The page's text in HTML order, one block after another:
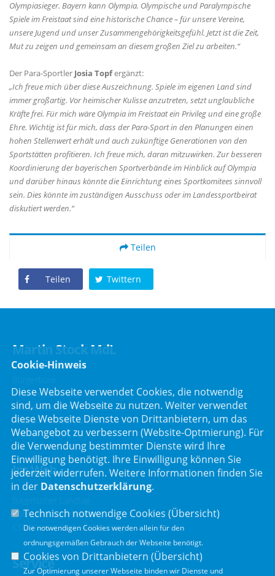
Olympiasieger. Bayern kann Olympia. Olympische und Paralympische
Spiele im Freistaat sind eine historische Chance – für unsere Vereine,
unsere Jugend und unser Zusammengehörigkeitsgefühl. Jetzt ist die Zeit,
Mut zu zeigen und gemeinsam an diesem großen Ziel zu arbeiten.“
Der Para-Sportler Josia Topfergänzt:
Ich freue mich über diese Auszeichnung. Spiele im eigenen Land sind
immer großartig. Vor heimischer Kulisse anzutreten, setzt unglaubliche
Kräfte frei. Für mich wäre Olympia im Freistaat ein Privileg und eine große
Ehre. Wichtig ist für mich, dass der Para-Sport in den Planungen einen
hohen Stellenwert erhält und auch zukünftige Generationen von den
Sportstätten profitieren. Ich freue mich, daran mitzuwirken. Zur besseren
Koordinierung der bayerischen Sportverbände im Hinblick auf Olympia
und darüber hinaus könnte die Einrichtung eines Sportkomitees sinnvoll
sein. Dies könnte im zuständigen Ausschuss oder im Landessportbeirat
diskutiert werden.“
Teilen
Teilen Twittern
Martin Stock MdL
Bürgerbüro
Schafbrückenweg 10
63834 Sulzbach am Main
Telefon :06028 / 217 496 0
Telefax : 06028 / 217 496 9
Im Web
CSU Landtagsfraktion
CSU Kreisverband Miltenberg
Service
Cookie-Hinweis
Diese Webseite verwendet Cookies, die notwendig
sind, um die Webseite zu nutzen. Weiter verwendet
diese Webseite Dienste von Drittanbietern, um das
Webangebot zu verbessern (Website-Optmierung). Für
die Verwendung bestimmter Dienste wird Ihre
Einwilligung benötigt. Ihre Einwilligung können Sie
jederzeit widerrufen. Weitere Informationen finden Sie
in der Datenschutzerklärung.
Technisch notwendige Cookies (Übersicht)
Die notwendigen Cookies werden allein für den
ordnungsgemäßen Gebrauch der Webseite benötigt.
Cookies von Drittanbietern (Übersicht)
Zur Optimierung unserer Webseite binden wir Dienste und